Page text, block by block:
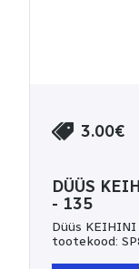
3.00€
DÜÜS
- 135
Düüs KEIHINI
tootekood: